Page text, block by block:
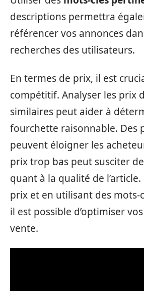
descriptions permettra
référencer vos annonces
recherches des utilisateurs.
En termes de prix, il est
compétitif. Analyser les prix
similaires peut aider à
fourchette raisonnable. Des
peuvent éloigner les
prix trop bas peut susciter
quant à la qualité de
prix et en utilisant des mots-
il est possible d’optimiser
vente.